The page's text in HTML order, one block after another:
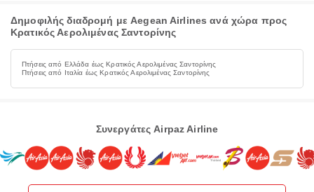
Δημοφιλής διαδρομή με Aegean Airlines ανά χώρα προς
Κρατικός Αερολιμένας Σαντορίνης
Πτήσεις από Ελλάδα έως Κρατικός Αερολιμένας Σαντορίνης
Πτήσεις από Ιταλία έως Κρατικός Αερολιμένας Σαντορίνης
Συνεργάτες Airpaz Airline